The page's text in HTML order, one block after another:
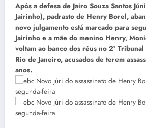
Após a defesa de Jairo Souza Santos
Jairinho), padrasto de Henry Borel,
novo julgamento está marcado para
Jairinho e a mãe do menino Henry,
voltam ao banco dos réus no 2º
Rio de Janeiro, acusados de terem
anos.